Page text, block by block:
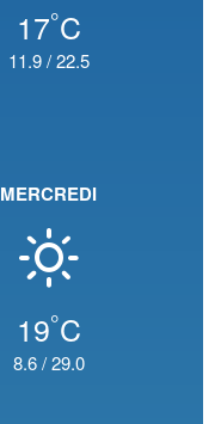
17°C
11.9/22.5
MERCREDI
19°C
8.6/29.0